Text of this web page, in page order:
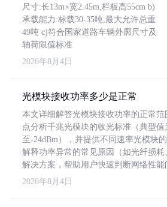
尺寸:长13m×宽2.45m,栏板高55cm b)
承载能力:标载30-35吨,最大允许总重
49吨 c)符合国家道路车辆外廓尺寸及
轴荷限值标准
2026年8月4日
光模块接收功率多少是正常
本文详细解答光模块接收功率的正常
点分析千兆光模块的收光标准（典型值
至-24dBm），并提供不同速率光模块
解释功率异常的常见原因（如光纤损耗
解决方案，帮助用户快速判断网络性能
2026年8月4日